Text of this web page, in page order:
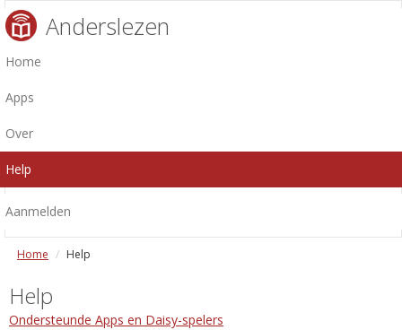
Anderslezen
Home
Apps
Over
Help
Aanmelden
Home Help
Help
Ondersteunde Apps en Daisy-spelers